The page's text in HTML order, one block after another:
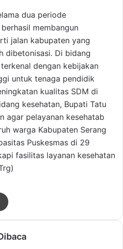
dua periode
membangun
jalan kabupaten yang
dibetonisasi. Di bidang
dengan kebijakan
untuk tenaga pendidik
kualitas SDM di
kesehatan, Bupati Tatu
agar pelayanan kesehatab
warga Kabupaten Serang
Puskesmas di 29
fasilitas layanan kesehatan